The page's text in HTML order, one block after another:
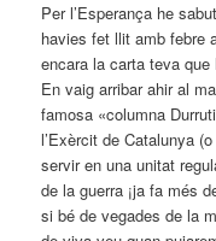
Per l’Esperança he
havies fet llit amb febre
encara la carta teva que
En vaig arribar ahir al
famosa «columna
l’Exèrcit de Catalunya
servir en una unitat
de la guerra ¡ja fa més
si bé de vegades de la